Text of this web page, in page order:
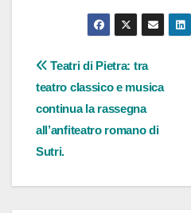
Navigazione
articoli
Teatri di Pietra: tra
teatro classico e musica
continua la rassegna
all’anfiteatro romano di
Sutri.